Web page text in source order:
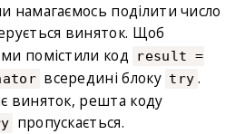
намагаємось поділити число
виняток. Щоб
помістили код
result =
всередині блоку try .
виняток, решта коду
пропускається.